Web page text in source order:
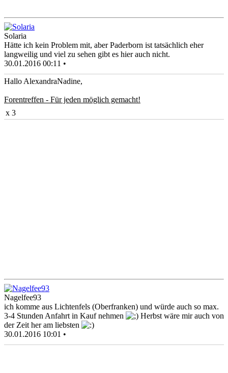
Solaria
Hätte ich kein Problem mit, aber Paderborn ist tatsächlich eher
langweilig und viel zu sehen gibt es hier auch nicht.
30.01.2016 00:11 •
Hallo AlexandraNadine,
Forentreffen - Für jeden möglich gemacht!
x 3
Nagelfee93
ich komme aus Lichtenfels (Oberfranken) und würde auch so max.
3-4 Stunden Anfahrt in Kauf nehmen
Herbst wäre mir auch von
der Zeit her am liebsten
30.01.2016 10:01 •